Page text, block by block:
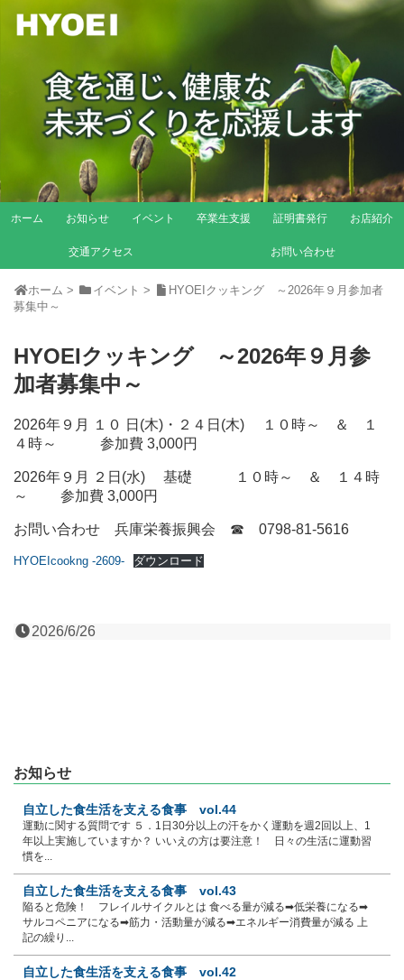
ホーム お知らせ イベント 卒業生支援 証明書発行 お店紹介
交通アクセス お問い合わせ
ホーム > イベント >
HYOEIクッキング ～2026年９月参加者
募集中～
HYOEIクッキング ～2026年９月参
加者募集中～
2026年９月 １０ 日(木)・２４日(木) １０時～ ＆ １
４時～ 参加費 3,000円
2026年９月 ２日(水) 基礎 １０時～ ＆ １４時
～ 参加費 3,000円
お問い合わせ 兵庫栄養振興会 ☎ 0798-81-5616
HYOEIcookng -2609- ダウンロード
2026/6/26
お知らせ
自立した食生活を支える食事 vol.44
運動に関する質問です ５．1日30分以上の汗をかく運動を週2回以上、1
年以上実施していますか？ いいえの方は要注意！ 日々の生活に運動習
慣を...
自立した食生活を支える食事 vol.43
陥ると危険！ フレイルサイクルとは 食べる量が減る➡低栄養になる➡
サルコペニアになる➡筋力・活動量が減る➡エネルギー消費量が減る 上
記の繰り...
自立した食生活を支える食事 vol.42